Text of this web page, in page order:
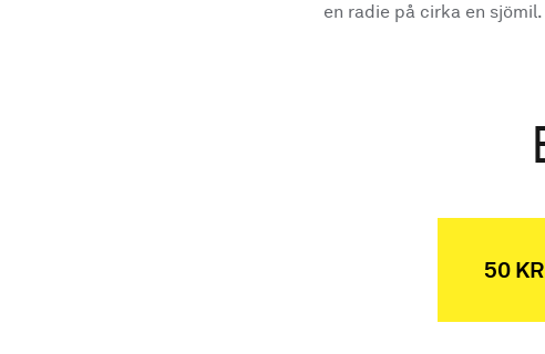
en radie på cirka en sjömil.
50 KR